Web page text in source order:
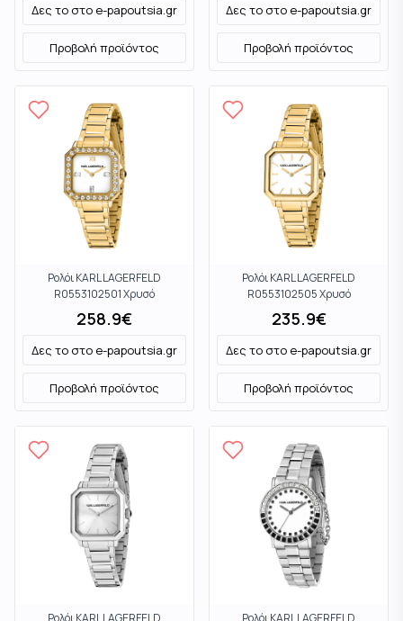
Δες το στο e-papoutsia.gr
Προβολή προϊόντος
Δες το στο e-papoutsia.gr
Προβολή προϊόντος
Ρολόι KARL LAGERFELD
R0553102501 Χρυσό
258.9€
Δες το στο e-papoutsia.gr
Προβολή προϊόντος
Ρολόι KARL LAGERFELD
R0553102505 Χρυσό
235.9€
Δες το στο e-papoutsia.gr
Προβολή προϊόντος
Ρολόι KARL LAGERFELD Ρολόι KARL LAGERFELD